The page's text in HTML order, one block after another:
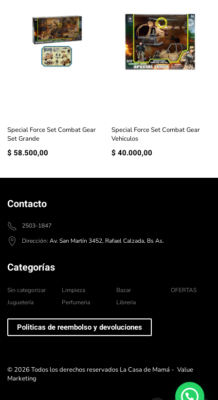
Special Force Set Combat Gear
Set Grande
$ 58.500,00
Special Force Set Combat Gear
Vehiculos
$ 40.000,00
Contacto
2503-1847
Dirección: Av. San Martín 3452, Rafael Calzada, Bs As.
Categorías
Sin categorizar
Juguetería
Limpieza
Perfumeria
Bazar
Libreria
OFERTAS
Politicas de reembolso y devoluciones
© 2026 Todos los derechos reservados La Casa de Mamá - Value
Marketing